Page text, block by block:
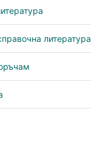
литература